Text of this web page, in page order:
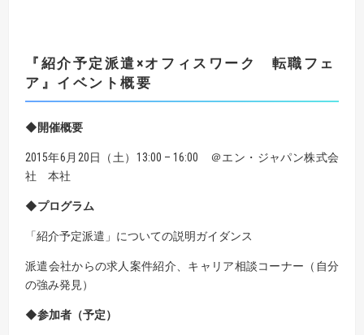
『紹介予定派遣×オフィスワーク 転職フェ
ア』イベント概要
◆開催概要
2015年6月20日（土）13:00 – 16:00 ＠エン・ジャパン株式会
社 本社
◆プログラム
「紹介予定派遣」についての説明ガイダンス
派遣会社からの求人案件紹介、キャリア相談コーナー（自分
の強み発見）
◆参加者 （予定）